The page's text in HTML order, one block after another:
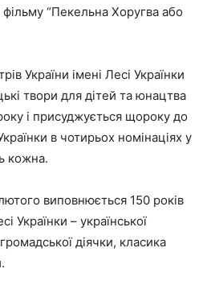
“Пекельна Хоругва або
України імені Лесі Українки
твори для дітей та юнацтва
і присуджується щороку до
в чотирьох номінаціях у
кожна.
виповнюється 150 років
Українки – української
діячки, класика